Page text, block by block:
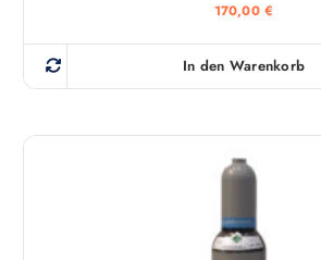
170,00 €
In den Warenkorb